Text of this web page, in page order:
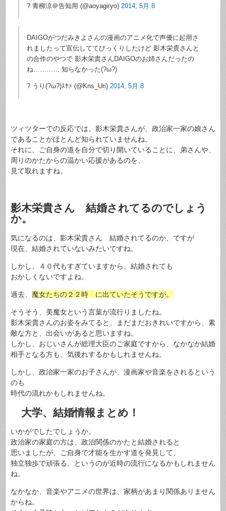
? 青柳涼＠告知用 (@aoyagiryo) 2014, 5月 8
DAIGOがつだみきよさんの漫画のアニメ化で声優に起用さ
れましたって宣伝しててびっくりしたけど 影木栄貴さんと
の合作のやつで 影木栄貴さんDAIGOのお姉さんだったの
ね………… 知らなかった(?ω?)
? うり(?ω?)ｽﾔｧ (@Kns_Uri) 2014, 5月 8
ツィツターでの反応では、影木栄貴さんが、政治家一家の娘さん
であることがほとんど知られていませんね。
それに、ご自身の道を自分で切り開いていることに、弟さんや、
周りのかたからの温かい応援があるのを、
見て取れますね。
影木栄貴さん 結婚されてるのでしょう
か。
気になるのは、影木栄貴さん 結婚されてるのか、ですが
現在、結婚されていないみたいですね。
しかし、４０代もすぎていますから、結婚されても
おかしくないですよね。
過去、 魔女たちの２２時 に出ていたそうですが。
そうそう、美魔女という言葉が流行りましたね。
影木栄貴さんのお姿をみてると、まだまだおきれいですから、素
敵な方と、出会いがあると思いますね。
しかし、おじいさんが総理大臣のご家庭ですから、なかなか結婚
相手となる方も、気後れするかもしれませんね。
しかし、政治家一家のお子さんが、漫画家や音楽をされるという
のも
時代の流れかもしれませんね。
大学、結婚情報まとめ！
いかがでしたでしょうか。
政治家の家庭の方は、政治関係のかたと結婚されると
思いましたが、ご自身で才能を生かす道を発見して、
独立独歩で頑張る、というのが近時の流行になるかもしれません
ね。
なかなか、音楽やアニメの世界は、家柄があまり関係ありません
からね。